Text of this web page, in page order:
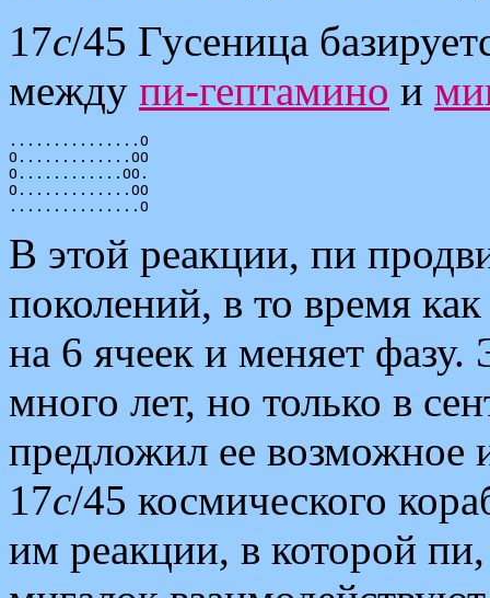
17c/45 Гусеница
между пи-гептамино и
...............O
O.............OO
O............OO.
O.............OO
В этой реакции, пи
поколений, в то время
на 6 ячеек и меняет фазу.
много лет, но только в
предложил ее возможное
17c/45 космического
им реакции, в которой